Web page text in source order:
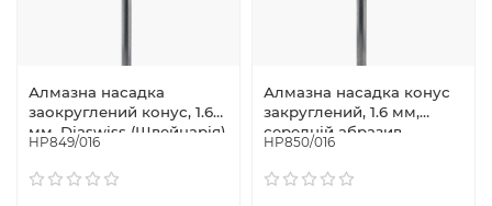
Алмазна насадка
заокруглений конус, 1.6
мм, Diaswiss (Швейцарія)
HP849/016
Алмазна насадка конус
закруглений, 1.6 мм,
середній абразив,
Diaswiss (Швейцарія)
HP850/016